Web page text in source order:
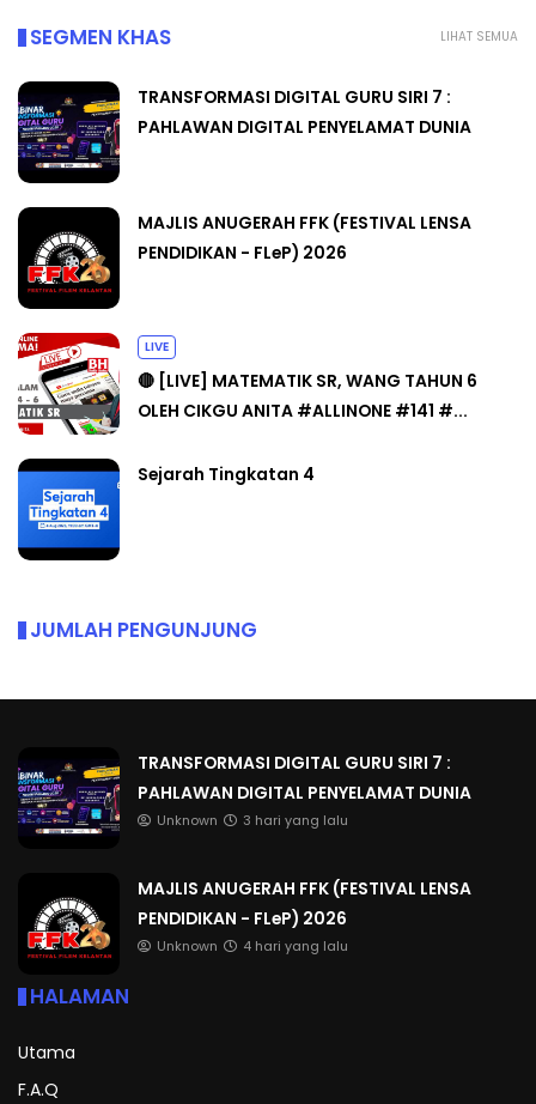
LIHAT SEMUA
SEGMEN KHAS
TRANSFORMASI DIGITAL GURU SIRI 7 :
PAHLAWAN DIGITAL PENYELAMAT DUNIA
MAJLIS ANUGERAH FFK (FESTIVAL LENSA
PENDIDIKAN - FLeP) 2026
LIVE
🔴 [LIVE] MATEMATIK SR, WANG TAHUN 6
OLEH CIKGU ANITA #ALLINONE #141 #...
Sejarah Tingkatan 4
JUMLAH PENGUNJUNG
TRANSFORMASI DIGITAL GURU SIRI 7 :
PAHLAWAN DIGITAL PENYELAMAT DUNIA
Unknown 3 hari yang lalu
MAJLIS ANUGERAH FFK (FESTIVAL LENSA
PENDIDIKAN - FLeP) 2026
Unknown 4 hari yang lalu
HALAMAN
Utama
F.A.Q